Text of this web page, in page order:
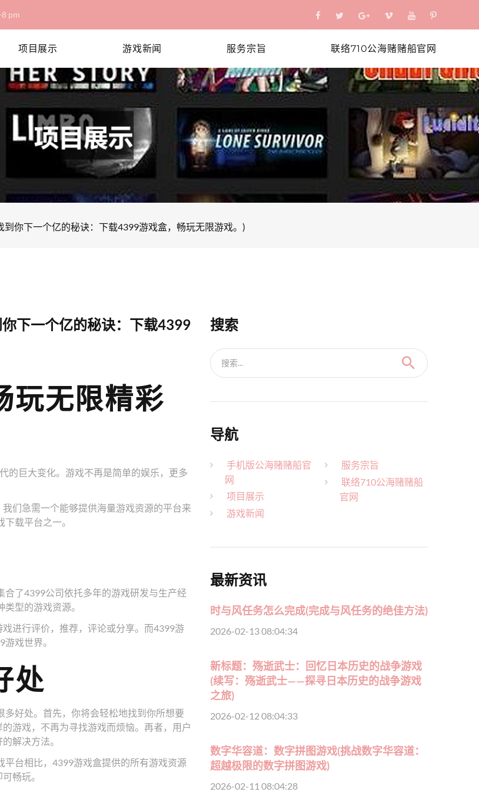
pm
项目展示 游戏新闻 服务宗旨 联络710公海赌赌船官网
你下一个亿的秘诀：下载4399游戏盒，畅玩无限游戏。)
下一个亿的秘诀：下载4399
玩无限精彩
的巨大变化。游戏不再是简单的娱乐，更多
们急需一个能够提供海量游戏资源的平台来
载平台之一。
了4399公司依托多年的游戏研发与生产经
型的游戏资源。
进行评价，推荐，评论或分享。而4399游
戏世界。
处
好处。首先，你将会轻松地找到你所想要
游戏，不再为寻找游戏而烦恼。再者，用户
解决方法。
台相比，4399游戏盒提供的所有游戏资源
畅玩。
搜索
搜索...
导航
手机版公海赌赌船官
网
项目展示
游戏新闻
服务宗旨
联络710公海赌赌船
官网
最新资讯
时与风任务怎么完成(完成与风任务的绝佳方法)
2026-02-13 08:04:34
新标题：殇逝武士：回忆日本历史的战争游戏
(续写：殇逝武士——探寻日本历史的战争游戏
之旅)
2026-02-12 08:04:33
数字华容道：数字拼图游戏(挑战数字华容道：
超越极限的数字拼图游戏)
2026-02-11 08:04:28